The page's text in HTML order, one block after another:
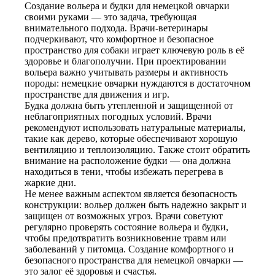
Создание вольера и будки для немецкой овчарки
своими руками — это задача, требующая
внимательного подхода. Врачи-ветеринары
подчеркивают, что комфортное и безопасное
пространство для собаки играет ключевую роль в её
здоровье и благополучии. При проектировании
вольера важно учитывать размеры и активность
породы: немецкие овчарки нуждаются в достаточном
пространстве для движения и игр.
Будка должна быть утепленной и защищенной от
неблагоприятных погодных условий. Врачи
рекомендуют использовать натуральные материалы,
такие как дерево, которые обеспечивают хорошую
вентиляцию и теплоизоляцию. Также стоит обратить
внимание на расположение будки — она должна
находиться в тени, чтобы избежать перегрева в
жаркие дни.
Не менее важным аспектом является безопасность
конструкции: вольер должен быть надежно закрыт и
защищен от возможных угроз. Врачи советуют
регулярно проверять состояние вольера и будки,
чтобы предотвратить возникновение травм или
заболеваний у питомца. Создание комфортного и
безопасного пространства для немецкой овчарки —
это залог её здоровья и счастья.